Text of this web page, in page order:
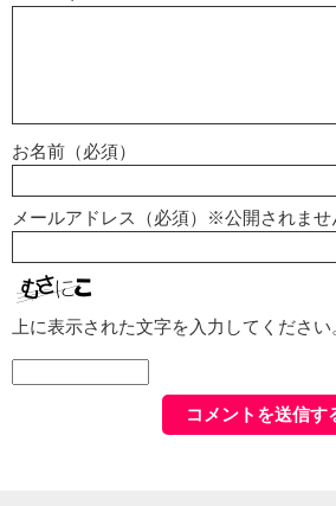
お名前（必須）
メールアドレス（必須）※公開されませ
上に表示された文字を入力してください